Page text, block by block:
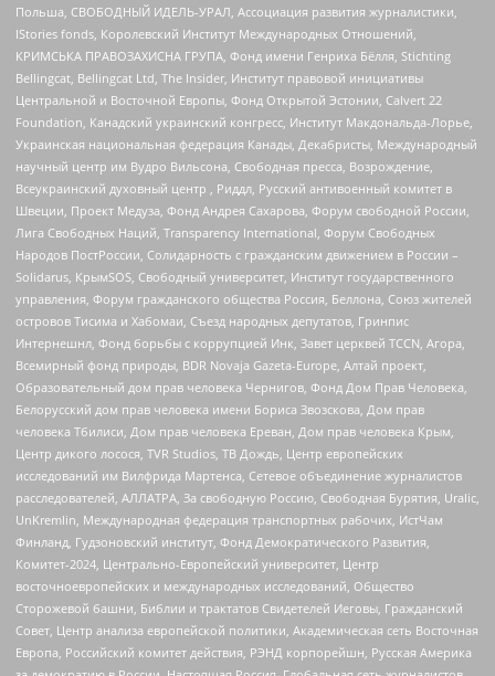
Польша, СВОБОДНЫЙ ИДЕЛЬ-УРАЛ, Ассоциация развития журналистики,
IStories fonds, Королевский Институт Международных Отношений,
КРИМСЬКА ПРАВОЗАХИСНА ГРУПА, Фонд имени Генриха Бёлля, Stichting
Bellingcat, Bellingcat Ltd, The Insider, Институт правовой инициативы
Центральной и Восточной Европы, Фонд Открытой Эстонии, Calvert 22
Foundation, Канадский украинский конгресс, Институт Макдональда-Лорье,
Украинская национальная федерация Канады, Декабристы, Международный
научный центр им Вудро Вильсона, Свободная пресса, Возрождение,
Всеукраинский духовный центр , Риддл, Русский антивоенный комитет в
Швеции, Проект Медуза, Фонд Андрея Сахарова, Форум свободной России,
Лига Свободных Наций, Transparеncy International, Форум Свободных
Народов ПостРоссии, Солидарность с гражданским движением в России –
Solidarus, КрымSOS, Свободный университет, Институт государственного
управления, Форум гражданского общества Россия, Беллона, Союз жителей
островов Тисима и Хабомаи, Съезд народных депутатов, Гринпис
Интернешнл, Фонд борьбы с коррупцией Инк, Завет церквей TCCN, Агора,
Всемирный фонд природы, BDR Novaja Gazeta-Europe, Алтай проект,
Образовательный дом прав человека Чернигов, Фонд Дом Прав Человека,
Белорусский дом прав человека имени Бориса Звозскова, Дом прав
человека Тбилиси, Дом прав человека Ереван, Дом прав человека Крым,
Центр дикого лосося, TVR Studios, ТВ Дождь, Центр европейских
исследований им Вилфрида Мартенса, Сетевое объединение журналистов
расследователей, АЛЛАТРА, За свободную Россию, Свободная Бурятия, Uralic,
UnKremlin, Международная федерация транспортных рабочих, ИстЧам
Финланд, Гудзоновский институт, Фонд Демократического Развития,
Комитет-2024, Центрально-Европейский университет, Центр
восточноевропейских и международных исследований, Общество
Сторожевой башни, Библии и трактатов Свидетелей Иеговы, Гражданский
Совет, Центр анализа европейской политики, Академическая сеть Восточная
Европа, Российский комитет действия, РЭНД корпорейшн, Русская Америка